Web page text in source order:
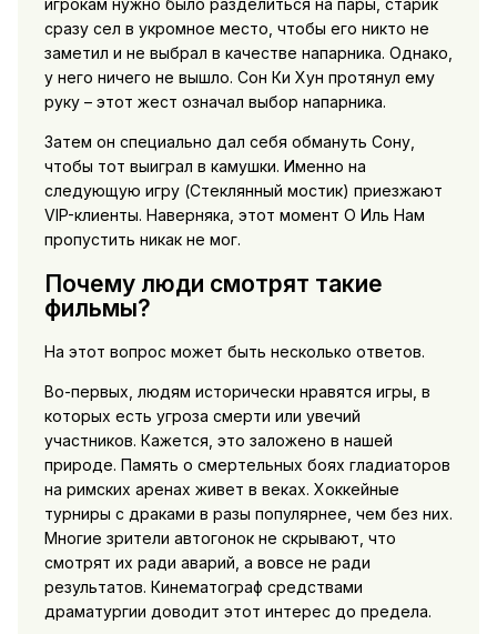
игрокам нужно было разделиться на пары, старик
сразу сел в укромное место, чтобы его никто не
заметил и не выбрал в качестве напарника. Однако,
у него ничего не вышло. Сон Ки Хун протянул ему
руку – этот жест означал выбор напарника.
Затем он специально дал себя обмануть Сону,
чтобы тот выиграл в камушки. Именно на
следующую игру (Стеклянный мостик) приезжают
VIP-клиенты. Наверняка, этот момент О Иль Нам
пропустить никак не мог.
Почему люди смотрят такие
фильмы?
На этот вопрос может быть несколько ответов.
Во-первых, людям исторически нравятся игры, в
которых есть угроза смерти или увечий
участников. Кажется, это заложено в нашей
природе. Память о смертельных боях гладиаторов
на римских аренах живет в веках. Хоккейные
турниры с драками в разы популярнее, чем без них.
Многие зрители автогонок не скрывают, что
смотрят их ради аварий, а вовсе не ради
результатов. Кинематограф средствами
драматургии доводит этот интерес до предела.